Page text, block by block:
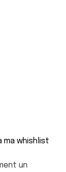
ma whishlist
un